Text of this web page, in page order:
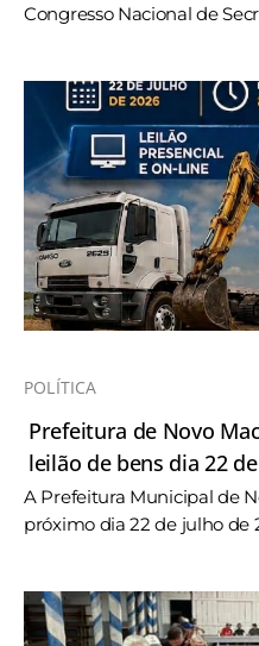
Congresso Nacional de
POLÍTICA
Prefeitura de Novo
leilão de bens dia 22
A Prefeitura Municipal de
próximo dia 22 de julho de